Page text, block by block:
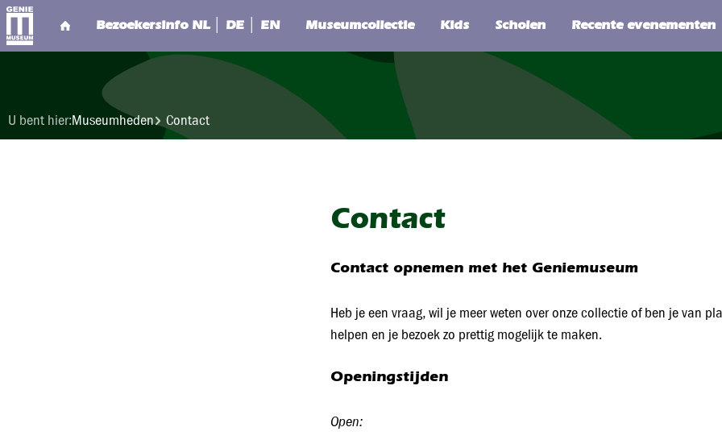
U bent hier:Museumheden Contact
Contact
Contact opnemen met het Geniemuseum
Heb je een vraag, wil je meer weten over onze collectie of ben je van
helpen en je bezoek zo prettig mogelijk te maken.
Openingstijden
Open: